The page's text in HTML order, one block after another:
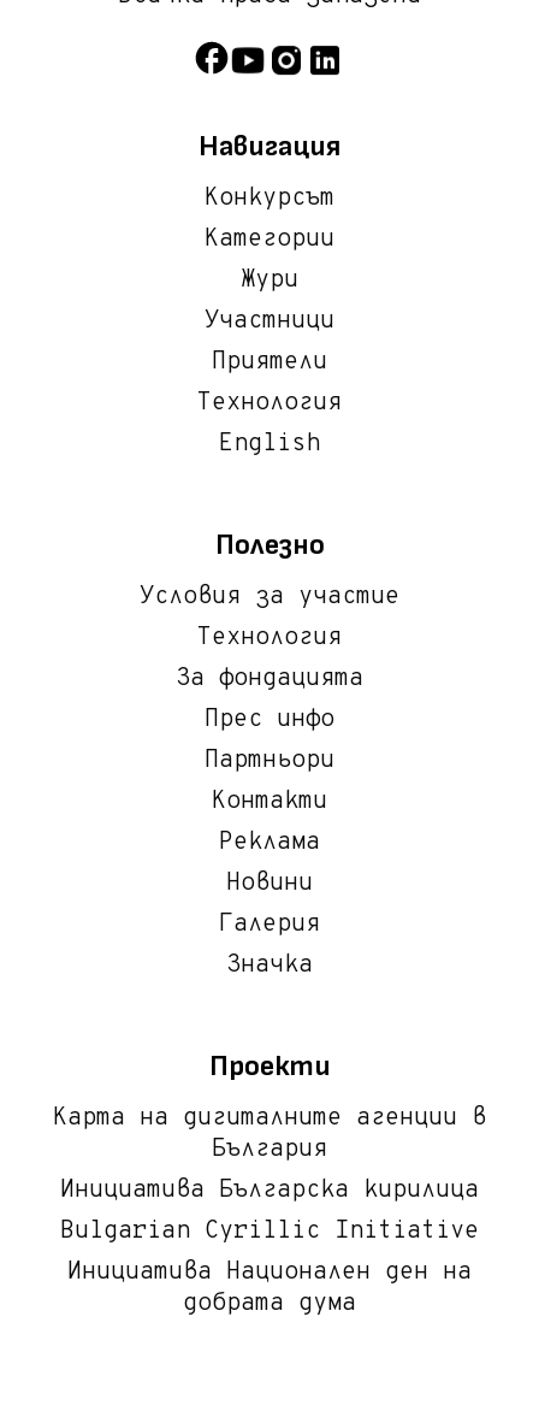
Навигация
Конкурсът
Категории
Жури
Участници
Приятели
Технология
English
Полезно
Условия за участие
Технология
За фондацията
Прес инфо
Партньори
Контакти
Реклама
Новини
Галерия
Значка
Проекти
Карта на дигиталните агенции в
България
Инициатива Българска кирилица
Bulgarian Cyrillic Initiative
Инициатива Национален ден на
добрата дума